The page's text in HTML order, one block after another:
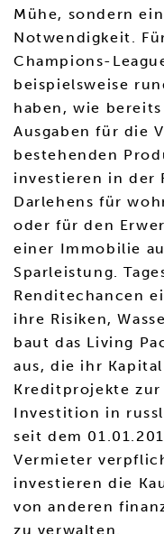
Mühe, sondern
Notwendigkeit.
Champions-
beispielsweise
haben, wie
Ausgaben für die
bestehenden
investieren in der
Darlehens für
oder für den
einer Immobilie
Sparleistung.
Renditechancen
ihre Risiken,
baut das Living
aus, die ihr
Kreditprojekte
Investition in
seit dem
Vermieter
investieren die
von anderen
zu verwalten.